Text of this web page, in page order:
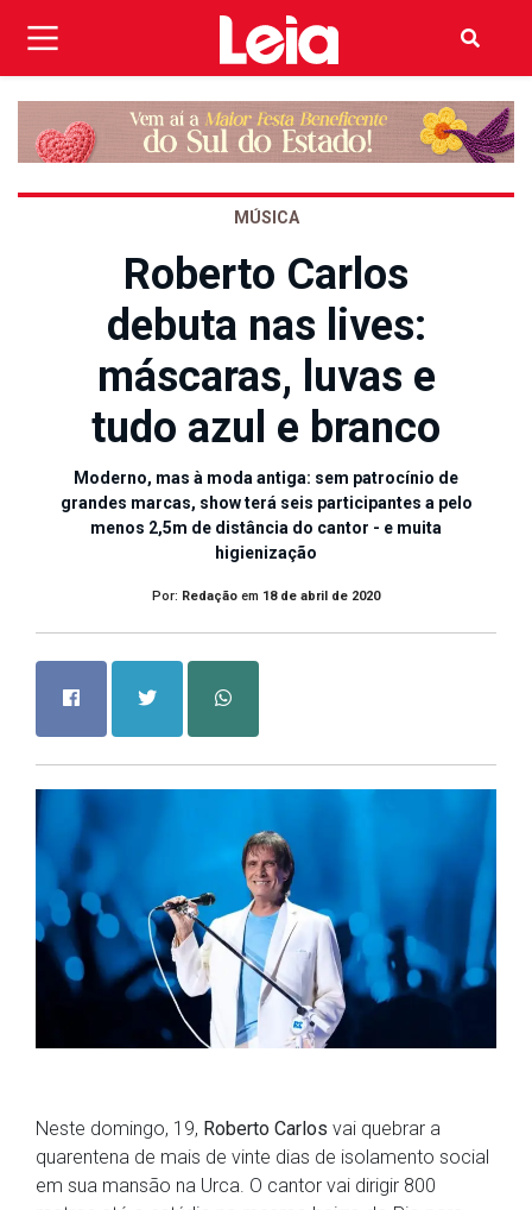
MÚSICA
Roberto Carlos
debuta nas lives:
máscaras, luvas e
tudo azul e branco
Moderno, mas à moda antiga: sem patrocínio de
grandes marcas, show terá seis participantes a pelo
menos 2,5m de distância do cantor - e muita
higienização
Por: Redação em 18 de abril de 2020
Neste domingo, 19, Roberto Carlos vai quebrar a
quarentena de mais de vinte dias de isolamento social
em sua mansão na Urca. O cantor vai dirigir 800